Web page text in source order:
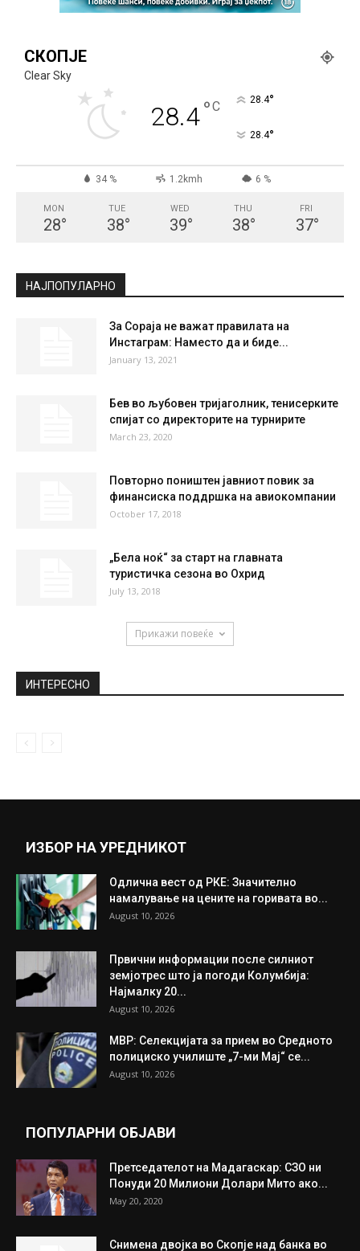
СКОПЈЕ
Clear Sky
28.4°C 28.4°
28.4°
34 % 1.2kmh 6 %
MON
28°
TUE
38°
WED
39°
THU
38°
FRI
37°
НАЈПОПУЛАРНО
За Сораја не важат правилата на
Инстаграм: Наместо да и биде...
January 13, 2021
Бев во љубовен тријаголник, тенисерките
спијат со директорите на турнирите
March 23, 2020
Повторно поништен јавниот повик за
финансиска поддршка на авиокомпании
October 17, 2018
„Бела ноќ“ за старт на главната
туристичка сезона во Охрид
July 13, 2018
Прикажи повеќе
ИНТЕРЕСНО
ИЗБОР НА УРЕДНИКОТ
Одлична вест од РКЕ: Значително
намалување на цените на горивата во...
August 10, 2026
Првични информации после силниот
земјотрес што ја погоди Колумбија:
Најмалку 20...
August 10, 2026
МВР: Селекцијата за прием во Средното
полициско училиште „7-ми Мај“ се...
August 10, 2026
ПОПУЛАРНИ ОБЈАВИ
Претседателот на Мадагаскар: СЗО ни
Понуди 20 Милиони Долари Мито ако...
May 20, 2020
Снимена двојка во Скопје над банка во